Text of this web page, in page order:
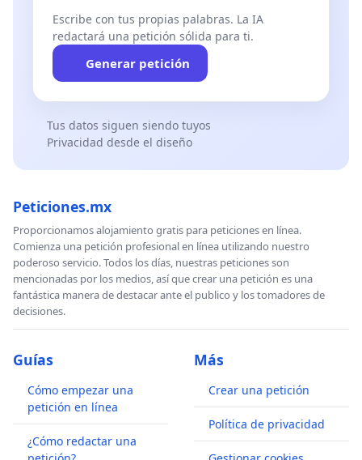
Escribe con tus propias palabras. La IA
redactará una petición sólida para ti.
Generar petición
Tus datos siguen siendo tuyos
Privacidad desde el diseño
Peticiones.mx
Proporcionamos alojamiento gratis para peticiones en línea.
Comienza una petición profesional en línea utilizando nuestro
poderoso servicio. Todos los días, nuestras peticiones son
mencionadas por los medios, así que crear una petición es una
fantástica manera de destacar ante el publico y los tomadores de
decisiones.
Guías
Cómo empezar una
petición en línea
¿Cómo redactar una
Más
Crear una petición
Política de privacidad